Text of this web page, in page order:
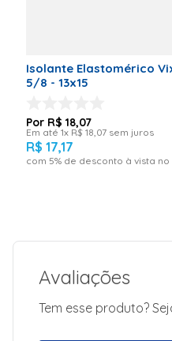
Isolante Elastomérico
5/8 - 13x15
R$ 18,07
Em até 1x R$ 18 07 sem juros
R$ 17,17
com 5% de desconto à vista no
Avaliações
Tem esse produto?